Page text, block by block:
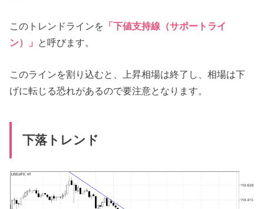
このトレンドラインを 「下値支持線（サポートライ
ン）」 と呼びます。
このラインを割り込むと、上昇相場は終了し、相場は下
げに転じる恐れがあるので要注意となります。
下落トレンド